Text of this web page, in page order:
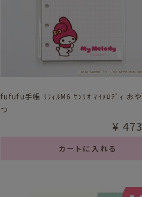
fufufu手帳 ﾘﾌｨﾙM6 ｻﾝﾘｵ ﾏｲﾒﾛﾃﾞｨ おや
つ
カートに入れる
¥ 473